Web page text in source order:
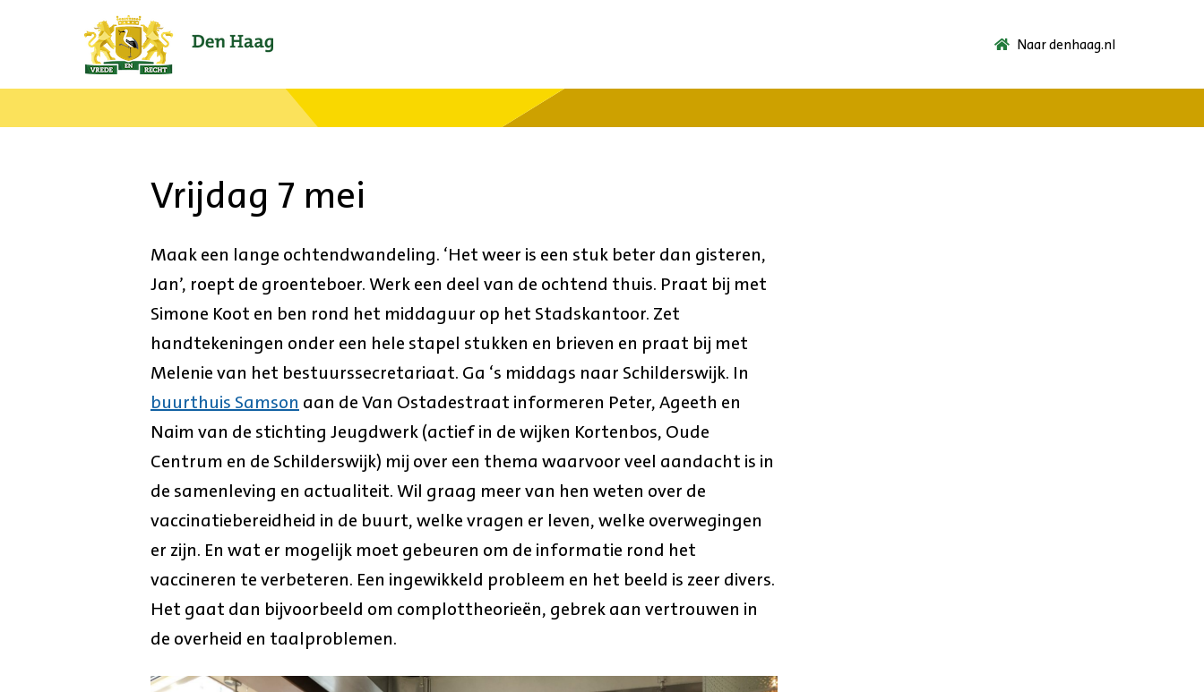
Ga
naar
de
Naar denhaag.nl
Vrijdag 7 mei
Maak een lange ochtendwandeling. ‘Het weer is een stuk beter dan gisteren,
Jan’, roept de groenteboer. Werk een deel van de ochtend thuis. Praat bij met
Simone Koot en ben rond het middaguur op het Stadskantoor. Zet
handtekeningen onder een hele stapel stukken en brieven en praat bij met
Melenie van het bestuurssecretariaat. Ga ‘s middags naar Schilderswijk. In
buurthuis Samson aan de Van Ostadestraat informeren Peter, Ageeth en
Naim van de stichting Jeugdwerk (actief in de wijken Kortenbos, Oude
Centrum en de Schilderswijk) mij over een thema waarvoor veel aandacht is in
de samenleving en actualiteit. Wil graag meer van hen weten over de
vaccinatiebereidheid in de buurt, welke vragen er leven, welke overwegingen
er zijn. En wat er mogelijk moet gebeuren om de informatie rond het
vaccineren te verbeteren. Een ingewikkeld probleem en het beeld is zeer divers.
Het gaat dan bijvoorbeeld om complottheorieën, gebrek aan vertrouwen in
de overheid en taalproblemen.